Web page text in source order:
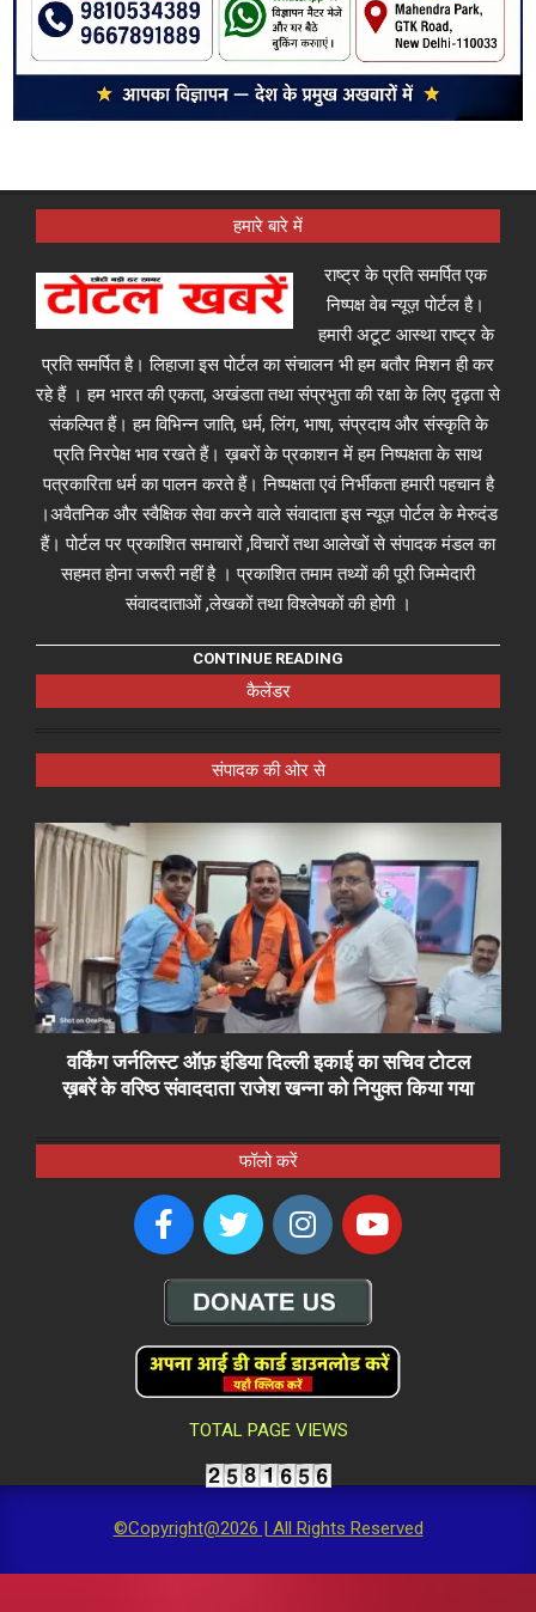
हमारे बारे में
राष्ट्र के प्रति समर्पित एक
निष्पक्ष वेब न्यूज़ पोर्टल है।
हमारी अटूट आस्था राष्ट्र के
प्रति समर्पित है। लिहाजा इस पोर्टल का संचालन भी हम बतौर मिशन ही कर
रहे हैं । हम भारत की एकता, अखंडता तथा संप्रभुता की रक्षा के लिए दृढ़ता से
संकल्पित हैं। हम विभिन्न जाति, धर्म, लिंग, भाषा, संप्रदाय और संस्कृति के
प्रति निरपेक्ष भाव रखते हैं। ख़बरों के प्रकाशन में हम निष्पक्षता के साथ
पत्रकारिता धर्म का पालन करते हैं। निष्पक्षता एवं निर्भीकता हमारी पहचान है
।अवैतनिक और स्वैक्षिक सेवा करने वाले संवादाता इस न्यूज़ पोर्टल के मेरुदंड
हैं। पोर्टल पर प्रकाशित समाचारों ,विचारों तथा आलेखों से संपादक मंडल का
सहमत होना जरूरी नहीं है । प्रकाशित तमाम तथ्यों की पूरी जिम्मेदारी
संवाददाताओं ,लेखकों तथा विश्लेषकों की होगी ।
CONTINUE READING
कैलेंडर
संपादक की ओर से
वर्किंग जर्नलिस्ट ऑफ़ इंडिया दिल्ली इकाई का सचिव टोटल
ख़बरें के वरिष्ठ संवाददाता राजेश खन्ना को नियुक्त किया गया
फॉलो करें
TOTAL PAGE VIEWS
©Copyright@2026 | All Rights Reserved